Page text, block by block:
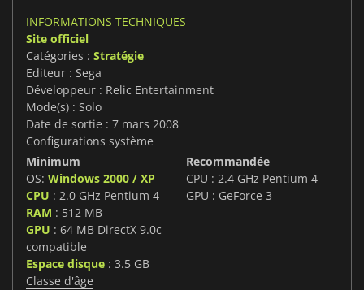
INFORMATIONS TECHNIQUES
Site officiel
Catégories : Stratégie
Editeur : Sega
Développeur : Relic Entertainment
Mode(s) : Solo
Date de sortie : 7 mars 2008
Configurations système
Minimum
OS: Windows 2000 / XP
CPU : 2.0 GHz Pentium 4
RAM : 512 MB
GPU : 64 MB DirectX 9.0c
compatible
Espace disque : 3.5 GB
Recommandée
CPU : 2.4 GHz Pentium 4
GPU : GeForce 3
Classe d'âge